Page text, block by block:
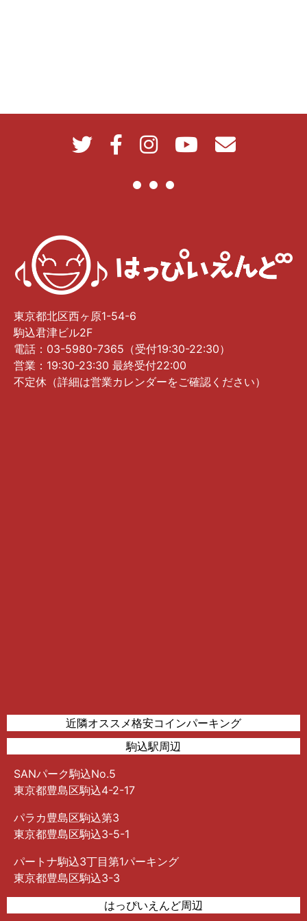
東京都北区西ヶ原1-54-6
駒込君津ビル2F
電話：03-5980-7365（受付19:30-22:30）
営業：19:30-23:30 最終受付22:00
不定休（詳細は営業カレンダーをご確認ください）
近隣オススメ格安コインパーキング
駒込駅周辺
SANパーク駒込No.5
東京都豊島区駒込4-2-17
パラカ豊島区駒込第3
東京都豊島区駒込3-5-1
パートナ駒込3丁目第1パーキング
東京都豊島区駒込3-3
はっぴいえんど周辺